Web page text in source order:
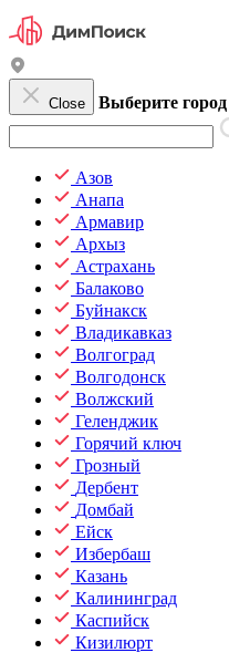
Close Выберите город
Азов
Анапа
Армавир
Архыз
Астрахань
Балаково
Буйнакск
Владикавказ
Волгоград
Волгодонск
Волжский
Геленджик
Горячий ключ
Грозный
Дербент
Домбай
Ейск
Избербаш
Казань
Калининград
Каспийск
Кизилюрт